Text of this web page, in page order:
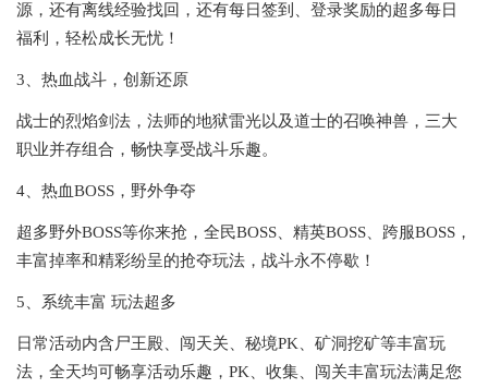
源，还有离线经验找回，还有每日签到、登录奖励的超多每日
福利，轻松成长无忧！
3、热血战斗，创新还原
战士的烈焰剑法，法师的地狱雷光以及道士的召唤神兽，三大
职业并存组合，畅快享受战斗乐趣。
4、热血BOSS，野外争夺
超多野外BOSS等你来抢，全民BOSS、精英BOSS、跨服BOSS，
丰富掉率和精彩纷呈的抢夺玩法，战斗永不停歇！
5、系统丰富 玩法超多
日常活动内含尸王殿、闯天关、秘境PK、矿洞挖矿等丰富玩
法，全天均可畅享活动乐趣，PK、收集、闯关丰富玩法满足您